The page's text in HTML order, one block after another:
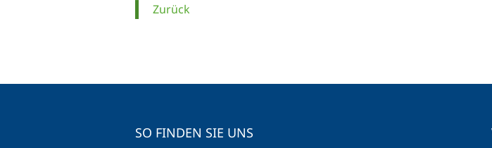
Zurück
SO FINDEN SIE UNS